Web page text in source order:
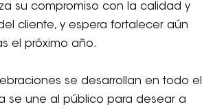
su compromiso con la calidad y
cliente, y espera fortalecer aún
el próximo año.
se desarrollan en todo el
se une al público para desear a